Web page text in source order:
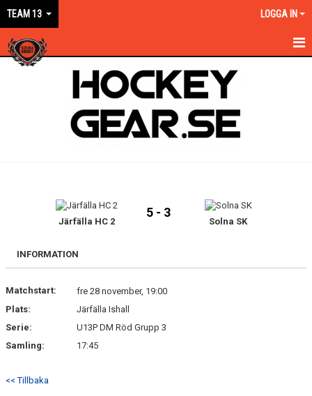
TEAM 13 LOGGA IN
BILDGALLERI
DOKUMENT
Järfälla HC 2
5 - 3
Solna SK
INFORMATION
Matchstart:
fre 28 november, 19:00
Plats:
Järfälla Ishall
Serie:
U13P DM Röd Grupp 3
Samling:
17:45
<< Tillbaka